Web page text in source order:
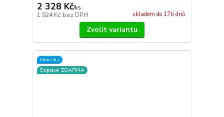
2 328 Kč/ks
1 924 Kč bez DPH skladem do 17ti dnů
Zvolit variantu
Novinka
Doprava ZDARMA